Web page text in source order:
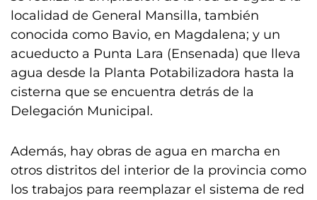
localidad de General Mansilla, también
conocida como Bavio, en Magdalena; y un
acueducto a Punta Lara (Ensenada) que lleva
agua desde la Planta Potabilizadora hasta la
cisterna que se encuentra detrás de la
Delegación Municipal.
Además, hay obras de agua en marcha en
otros distritos del interior de la provincia como
los trabajos para reemplazar el sistema de red